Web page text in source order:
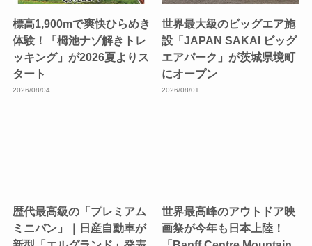
標高1,900mで爽快ひらめき
体験！「栂池ナゾ解きトレ
ッキング」が2026夏よりス
タート
2026/08/04
世界最大級のビッグエア施
設「JAPAN SAKAI ビッグ
エアパーク」が茨城県境町
にオープン
2026/08/01
歴代最高級の「プレミアム
ミニバン」｜日産自動車が
世界最高峰のアウトドア映
画祭が今年も日本上陸！